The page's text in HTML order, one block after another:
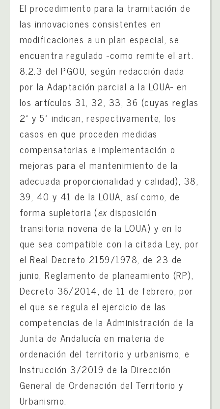
El procedimiento para la tramitación de
las innovaciones consistentes en
modificaciones a un plan especial, se
encuentra regulado -como remite el art.
8.2.3 del PGOU, según redacción dada
por la Adaptación parcial a la LOUA- en
los artículos 31, 32, 33, 36 (cuyas reglas
2ª y 5ª indican, respectivamente, los
casos en que proceden medidas
compensatorias e implementación o
mejoras para el mantenimiento de la
adecuada proporcionalidad y calidad), 38,
39, 40 y 41 de la LOUA, así como, de
forma supletoria (exdisposición
transitoria novena de la LOUA) y en lo
que sea compatible con la citada Ley, por
el Real Decreto 2159/1978, de 23 de
junio, Reglamento de planeamiento (RP),
Decreto 36/2014, de 11 de febrero, por
el que se regula el ejercicio de las
competencias de la Administración de la
Junta de Andalucía en materia de
ordenación del territorio y urbanismo, e
Instrucción 3/2019 de la Dirección
General de Ordenación del Territorio y
Urbanismo.